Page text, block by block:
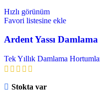
Hızlı görünüm
Favori listesine ekle
Ardent Yassı
Tek Yıllık Damlama
Stokta var